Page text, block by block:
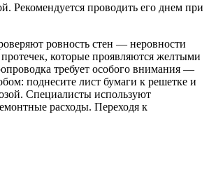
Рекомендуется проводить его днем при
ровность стен — неровности
которые проявляются желтыми
требует особого внимания —
поднесите лист бумаги к решетке и
Специалисты используют
расходы. Переходя к